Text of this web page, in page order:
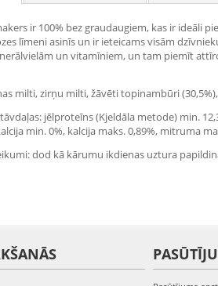
ir 100% bez graudaugiem, kas ir
līmeni asinīs un ir ieteicams visām
un vitamīniem, un tam piemīt
milti, zirņu milti, žāvēti topinambūri
jēlproteīns (Kjeldāla metode) min.
min. 0%, kalcija maks. 0,89%, mitruma
dod kā kārumu ikdienas uztura